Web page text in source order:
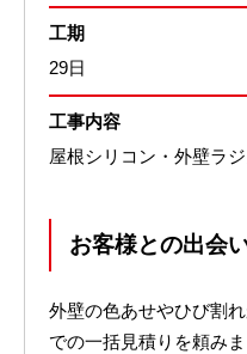
工期
29日
工事内容
屋根シリコン・外壁ラ
お客様との出会
外壁の色あせやひび割
での一括見積りを頼み